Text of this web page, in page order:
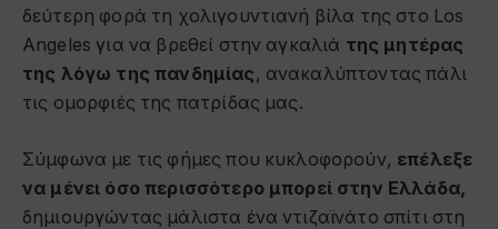
δεύτερη φορά τη χολιγουντιανή βίλα της στο Los
Angeles για να βρεθεί στην αγκαλιά της μητέρας
της λόγω της πανδημίας, ανακαλύπτοντας πάλι
τις ομορφιές της πατρίδας μας.
Σύμφωνα με τις φήμες που κυκλοφορούν, επέλεξε
να μένει όσο περισσότερο μπορεί στην Ελλάδα,
δημιουργώντας μάλιστα ένα ντιζαϊνάτο σπίτι στη